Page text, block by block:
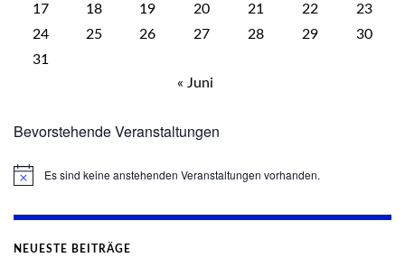
17
18 19 20 21 22
23
24
25 26 27 28 29
30
31
« Juni
Bevorstehende Veranstaltungen
HinweisEs sind keine anstehenden Veranstaltungen vorhanden.
NEUESTE BEITRÄGE